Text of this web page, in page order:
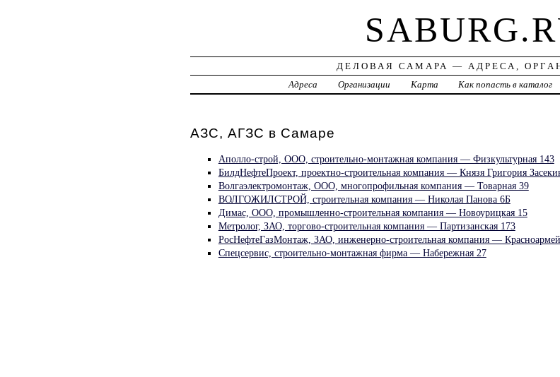
ДЕЛОВАЯ САМАРА — АДРЕСА,
Адреса
Организации Карта Как попасть в каталог
АЗС, АГЗС в Самаре
Аполло-строй, ООО, строительно-монтажная компания — Физкультурная 143
БилдНефтеПроект, проектно-строительная компания — Князя Григория
Волгаэлектромонтаж, ООО, многопрофильная компания — Товарная 39
ВОЛГОЖИЛСТРОЙ, строительная компания — Николая Панова 6Б
Димас, ООО, промышленно-строительная компания — Новоурицкая 15
Метролог, ЗАО, торгово-строительная компания — Партизанская 173
РосНефтеГазМонтаж, ЗАО, инженерно-строительная компания —
Спецсервис, строительно-монтажная фирма — Набережная 27